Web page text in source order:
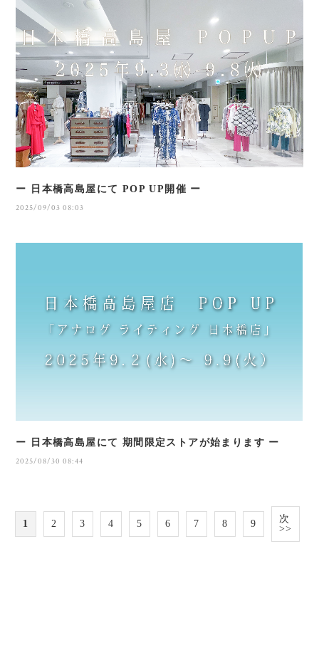
ー 日本橋高島屋にて POP UP開催 ー
2025/09/03 08:03
ー 日本橋高島屋にて 期間限定ストアが始まります ー
2025/08/30 08:44
1 2 3 4 5 6 7 8 9
次
>>